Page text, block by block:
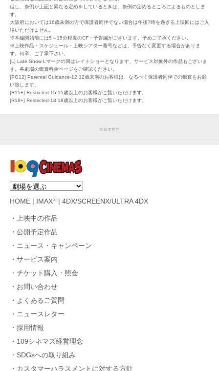
但し、条例が上記と異なる定めをしているときは、条例の定めるところによるものとしま
す。
大阪府においては16歳未満の方で保護者同伴でない場合は午後7時を過ぎる上映回にはご入
場いただけません。
※本編開始前には5～15分程度のCF・予告編がございます。予めご了承ください。
※上映作品・スケジュール・上映シアター番号などは、予告なく変更する場合がありま
す。何卒、ご了承下さい。
[L] Late Show Lマークの回はレイトショーとなります。サービス対象外の作品もございま
す。各劇場の鑑賞料金ページをご確認ください。
[PG12] Parental Guidance-12 12歳未満のお客様は、なるべく保護者同伴での鑑賞をお願
い致します。
[R15+] Restricted-15 15歳以上のお客様がご覧いただけます。
[R18+] Restricted-18 18歳以上のお客様がご覧いただけます。
©︎ 鈴木竜也
HOME IMAX®| 4DX/SCREENX/ULTRA 4DX
上映中の作品
公開予定作品
ニュース・キャンペーン
サービス案内
チケット購入・照会
お問い合わせ
よくあるご質問
ニュースレター
採用情報
109シネマズ経営理念
SDGsへの取り組み
カスタマーハラスメントに対する方針